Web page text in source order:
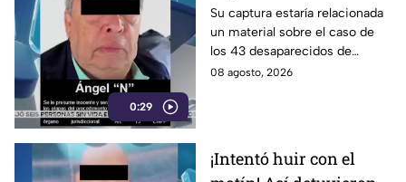
0:29
Guerrero, Ángel
Aguirre Rivero
Su captura estaría relacionada
un material sobre el caso de
los 43 desaparecidos de
Ayotzinapa
08 agosto, 2026
¡Intentó huir con el